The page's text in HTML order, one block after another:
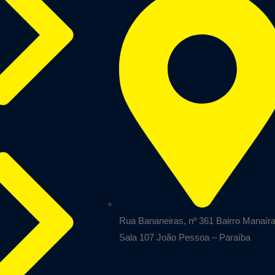
Rua Bananeiras, nº 361 Bairro
Sala 107 João Pessoa – Paraíba